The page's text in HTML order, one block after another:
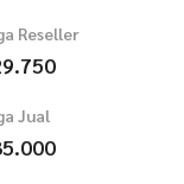
Reseller
Jual